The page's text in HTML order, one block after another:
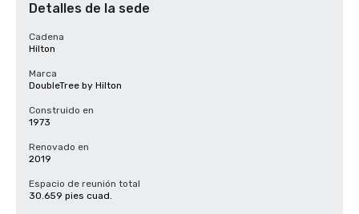
Detalles de la sede
Cadena
Hilton
Marca
DoubleTree by Hilton
Construido en
1973
Renovado en
2019
Espacio de reunión total
30.659 pies cuad.